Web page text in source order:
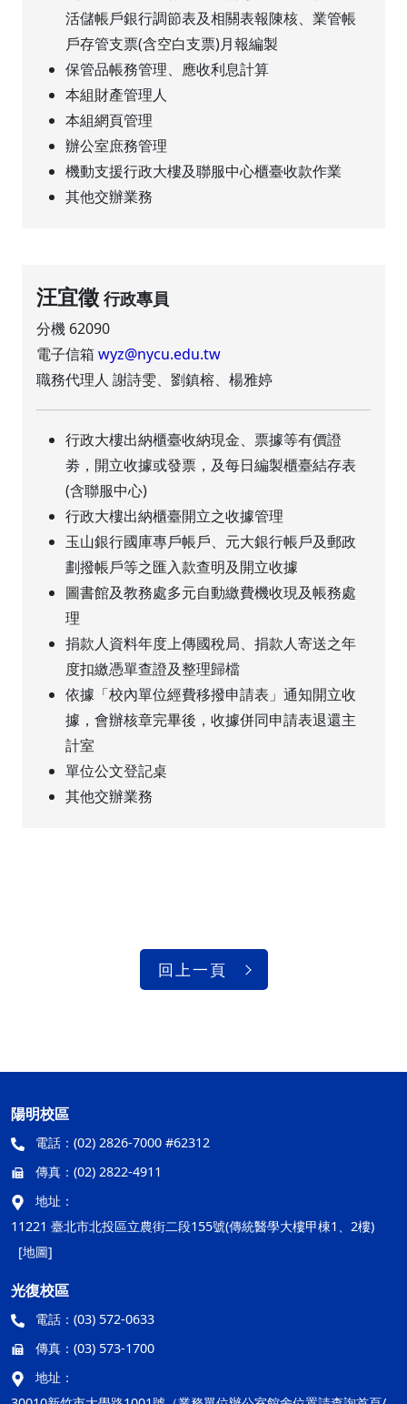
活儲帳戶銀行調節表及相關表報陳核、業管帳
戶存管支票(含空白支票)月報編製
保管品帳務管理、應收利息計算
本組財產管理人
本組網頁管理
辦公室庶務管理
機動支援行政大樓及聯服中心櫃臺收款作業
其他交辦業務
汪宜徵 行政專員
分機 62090
電子信箱wyz@nycu.edu.tw
職務代理人 謝詩雯、劉鎮榕、楊雅婷
行政大樓出納櫃臺收納現金、票據等有價證
劵，開立收據或發票，及每日編製櫃臺結存表
(含聯服中心)
行政大樓出納櫃臺開立之收據管理
玉山銀行國庫專戶帳戶、元大銀行帳戶及郵政
劃撥帳戶等之匯入款查明及開立收據
圖書館及教務處多元自動繳費機收現及帳務處
理
捐款人資料年度上傳國稅局、捐款人寄送之年
度扣繳憑單查證及整理歸檔
依據「校內單位經費移撥申請表」通知開立收
據，會辦核章完畢後，收據併同申請表退還主
計室
單位公文登記桌
其他交辦業務
回上一頁
陽明校區
電話： (02) 2826-7000 #62312
傳真： (02) 2822-4911
地址：
11221 臺北市北投區立農街二段155號(傳統醫學大樓甲棟1、2樓)
[地圖]
光復校區
電話： (03) 572-0633
傳真： (03) 573-1700
地址：